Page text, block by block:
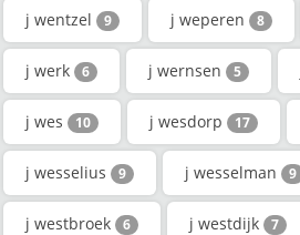
j wentzel 9 j weperen 8
j werk 6 j wernsen 5
j wes 10 j wesdorp 17
j wesselius 9 j wesselman 9
j westbroek 6 j westdijk 7